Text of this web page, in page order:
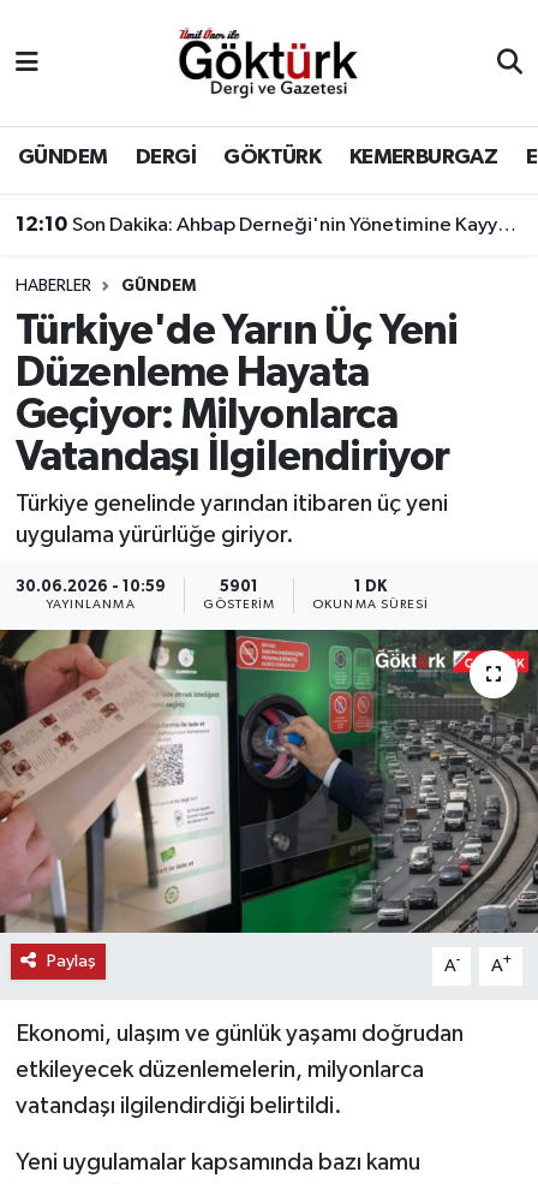
GÜNDEM DERGİ GÖKTÜRK KEMERBURGAZ
12:10 Son Dakika: Ahbap Derneği'nin Yönetimine Kayyum Atandı
HABERLER GÜNDEM
Türkiye'de Yarın Üç Yeni
Düzenleme Hayata
Geçiyor: Milyonlarca
Vatandaşı İlgilendiriyor
Türkiye genelinde yarından itibaren üç yeni
uygulama yürürlüğe giriyor.
30.06.2026 - 10:59
YAYINLANMA
5901
GÖSTERIM
1 DK
OKUNMA SÜRESI
Paylaş A- A+
Ekonomi, ulaşım ve günlük yaşamı doğrudan
etkileyecek düzenlemelerin, milyonlarca
vatandaşı ilgilendirdiği belirtildi.
Yeni uygulamalar kapsamında bazı kamu
BİLİM
DERGİ
DÜNYA
EĞİTİM
EKONOMİ
GÖKTÜRK
GÜNDEM
KEMERBURGAZ
KÜLTÜR - SANAT
MAGAZİN
ÖZEL HABER
SAĞLIK
SPOR
TEKNOLOJİ
YAŞAM
Eyüpsultan Hava Durumu
Eyüpsultan Trafik Yoğunluk Haritası
Süper Lig Puan Durumu ve Fikstür
Tüm Manşetler
Son Dakika Haberleri
Haber Arşivi